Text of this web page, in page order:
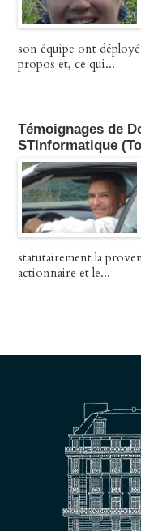
son équipe ont
propos et, ce qui...
Témoignages de
STInformatique
statutairement la
actionnaire et le...